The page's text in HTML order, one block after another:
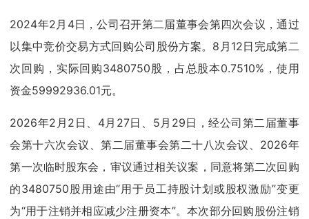
2024年2月4日，公司召开第二届董事会第四次会议，通过
以集中竞价交易方式回购公司股份方案。8月12日完成第二
次回购，实际回购3480750股，占总股本0.7510%，使用
资金59992936.01元。
2026年2月2日、4月27日、5月29日，经公司第二届董事
会第十六次会议、第二届董事会第二十八次会议、2026年
第一次临时股东会，审议通过相关议案，同意将第二次回购
的3480750股用途由“用于员工持股计划或股权激励”变更
为“用于注销并相应减少注册资本”。本次部分回购股份注销